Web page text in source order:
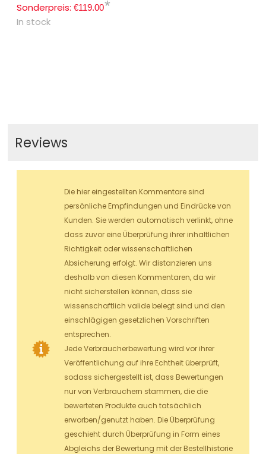
Sonderpreis: €119.00*
In stock
Reviews
Die hier eingestellten Kommentare sind
persönliche Empfindungen und Eindrücke von
Kunden. Sie werden automatisch verlinkt, ohne
dass zuvor eine Überprüfung ihrer inhaltlichen
Richtigkeit oder wissenschaftlichen
Absicherung erfolgt. Wir distanzieren uns
deshalb von diesen Kommentaren, da wir
nicht sicherstellen können, dass sie
wissenschaftlich valide belegt sind und den
einschlägigen gesetzlichen Vorschriften
entsprechen.
Jede Verbraucherbewertung wird vor ihrer
Veröffentlichung auf ihre Echtheit überprüft,
sodass sichergestellt ist, dass Bewertungen
nur von Verbrauchern stammen, die die
bewerteten Produkte auch tatsächlich
erworben/genutzt haben. Die Überprüfung
geschieht durch Überprüfung in Form eines
Abgleichs der Bewertung mit der Bestellhistorie